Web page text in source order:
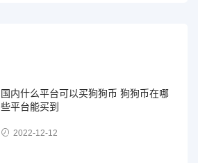
国内什么平台可以买狗狗币 狗狗币在哪
些平台能买到
2022-12-12